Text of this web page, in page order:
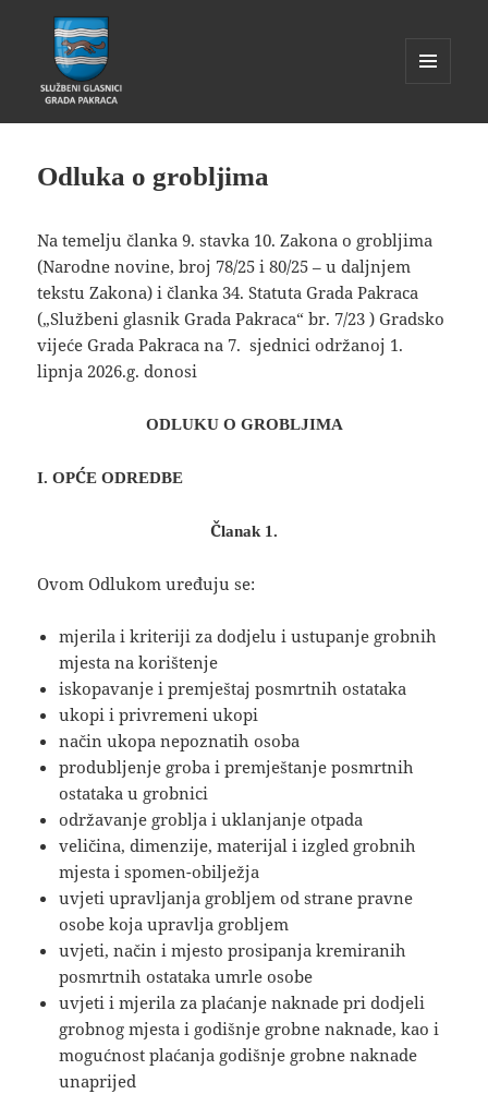
WIDGETI
Odluka o grobljima
Na temelju članka 9. stavka 10. Zakona o grobljima
(Narodne novine, broj 78/25 i 80/25 – u daljnjem
tekstu Zakona) i članka 34. Statuta Grada Pakraca
(„Službeni glasnik Grada Pakraca“ br. 7/23 ) Gradsko
vijeće Grada Pakraca na 7. sjednici održanoj 1.
lipnja 2026.g. donosi
ODLUKU O GROBLJIMA
I. OPĆE ODREDBE
Članak 1.
Ovom Odlukom uređuju se:
mjerila i kriteriji za dodjelu i ustupanje grobnih
mjesta na korištenje
iskopavanje i premještaj posmrtnih ostataka
ukopi i privremeni ukopi
način ukopa nepoznatih osoba
produbljenje groba i premještanje posmrtnih
ostataka u grobnici
održavanje groblja i uklanjanje otpada
veličina, dimenzije, materijal i izgled grobnih
mjesta i spomen-obilježja
uvjeti upravljanja grobljem od strane pravne
osobe koja upravlja grobljem
uvjeti, način i mjesto prosipanja kremiranih
posmrtnih ostataka umrle osobe
uvjeti i mjerila za plaćanje naknade pri dodjeli
grobnog mjesta i godišnje grobne naknade, kao i
mogućnost plaćanja godišnje grobne naknade
unaprijed